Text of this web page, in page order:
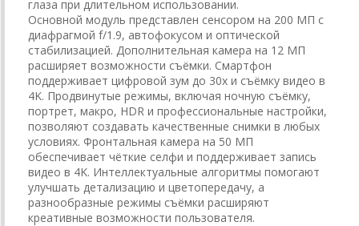
глаза при длительном использовании.
Основной модуль представлен сенсором на 200 МП с
диафрагмой f/1.9, автофокусом и оптической
стабилизацией. Дополнительная камера на 12 МП
расширяет возможности съёмки. Смартфон
поддерживает цифровой зум до 30x и съёмку видео в
4K. Продвинутые режимы, включая ночную съёмку,
портрет, макро, HDR и профессиональные настройки,
позволяют создавать качественные снимки в любых
условиях. Фронтальная камера на 50 МП
обеспечивает чёткие селфи и поддерживает запись
видео в 4K. Интеллектуальные алгоритмы помогают
улучшать детализацию и цветопередачу, а
разнообразные режимы съёмки расширяют
креативные возможности пользователя.